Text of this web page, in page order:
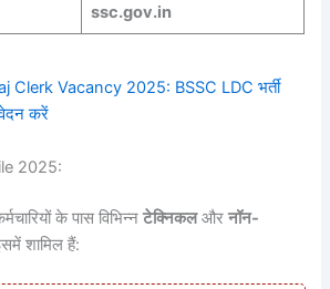
ssc.gov.in
Clerk Vacancy 2025: BSSC LDC भर्ती
करें
2025:
के पास विभिन्नटेक्निकलऔरनॉन-
शामिल हैं: